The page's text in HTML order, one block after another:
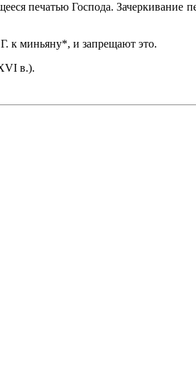
печатью Господа. Зачеркивание
к миньяну*, и запрещают это.
в.).